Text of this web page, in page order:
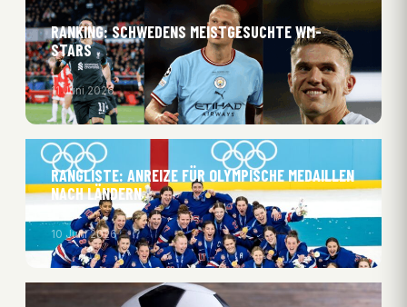
RANKING: SCHWEDENS MEISTGESUCHTE WM-
STARS
11 Juni 2026
RANGLISTE: ANREIZE FÜR OLYMPISCHE MEDAILLEN
NACH LÄNDERN
10 Juni 2026